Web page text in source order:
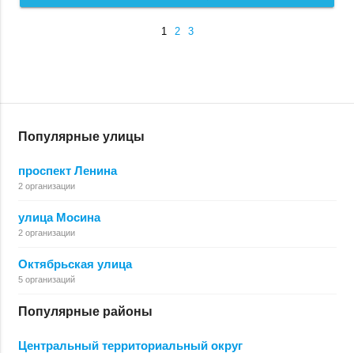
1 2 3
Популярные улицы
проспект Ленина
2 организации
улица Мосина
2 организации
Октябрьская улица
5 организаций
Популярные районы
Центральный территориальный округ